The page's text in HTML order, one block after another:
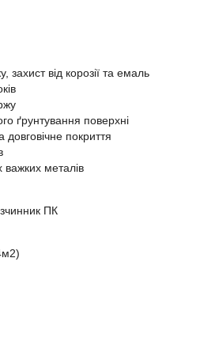
захист від корозії та емаль
ґрунтування поверхні
покриття
важких металів
ПК